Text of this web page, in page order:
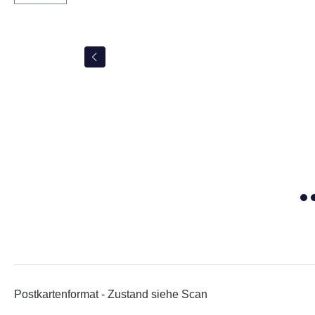
Postkartenformat - Zustand siehe Scan